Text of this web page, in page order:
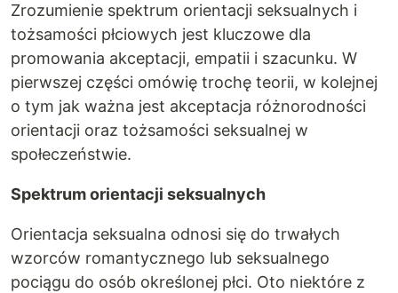
Zrozumienie spektrum orientacji seksualnych i
tożsamości płciowych jest kluczowe dla
promowania akceptacji, empatii i szacunku. W
pierwszej części omówię trochę teorii, w kolejnej
o tym jak ważna jest akceptacja różnorodności
orientacji oraz tożsamości seksualnej w
społeczeństwie.
Spektrum orientacji seksualnych
Orientacja seksualna odnosi się do trwałych
wzorców romantycznego lub seksualnego
pociągu do osób określonej płci. Oto niektóre z